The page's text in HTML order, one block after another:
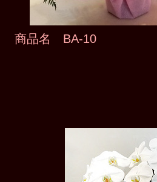
商品名 BA-10